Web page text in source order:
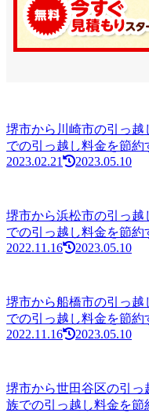
堺市から川崎市の引っ
での引っ越し料金を節約
2023.02.21
2023.05.10
堺市から浜松市の引っ
での引っ越し料金を節約
2022.11.16
2023.05.10
堺市から船橋市の引っ
での引っ越し料金を節約
2022.11.16
2023.05.10
堺市から世田谷区の引
族での引っ越し料金を節